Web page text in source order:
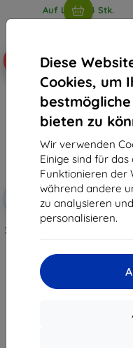
Diese
Cookies, um
bieten zu
Wir verwenden
Einige sind für
Funktionieren der
während andere
zu analysieren
personalisieren.
Auf Lager 4 Stk.
Rabatt
mit
Gutschein
3MK FlexibleGlass Lite Onyx